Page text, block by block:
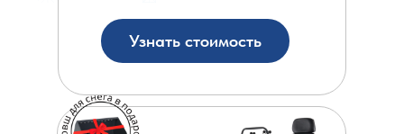
Узнать стоимость